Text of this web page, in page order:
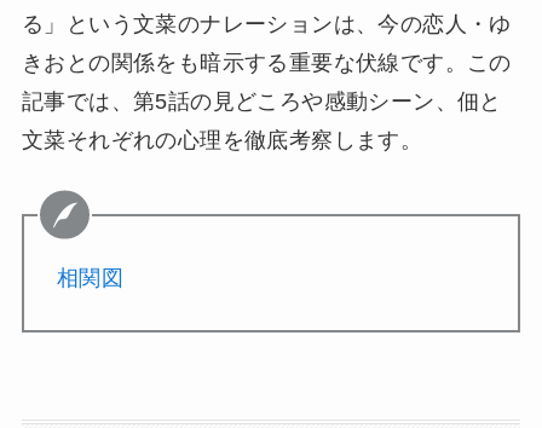
る」という文菜のナレーションは、今の恋人・ゆ
きおとの関係をも暗示する重要な伏線です。この
記事では、第5話の見どころや感動シーン、佃と
文菜それぞれの心理を徹底考察します。
相関図